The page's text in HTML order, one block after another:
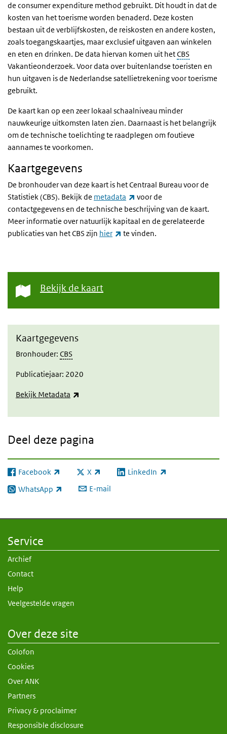
de consumer expenditure method gebruikt. Dit houdt in dat de
kosten van het toerisme worden benaderd. Deze kosten
bestaan uit de verblijfskosten, de reiskosten en andere kosten,
zoals toegangskaartjes, maar exclusief uitgaven aan winkelen
en eten en drinken. De data hiervan komen uit hetCBS
Vakantieonderzoek. Voor data over buitenlandse toeristen en
hun uitgaven is de Nederlandse satellietrekening voor toerisme
gebruikt.
De kaart kan op een zeer lokaal schaalniveau minder
nauwkeurige uitkomsten laten zien. Daarnaast is het belangrijk
om de technische toelichting te raadplegen om foutieve
aannames te voorkomen.
Kaartgegevens
De bronhouder van deze kaart is het Centraal Bureau voor de
Statistiek (CBS). Bekijk de metadata (externe link)
voor de
contactgegevens en de technische beschrijving van de kaart.
Meer informatie over natuurlijk kapitaal en de gerelateerde
publicaties van het CBS zijn hier (externe link)
te vinden.
Bekijk de kaart
Kaartgegevens
Bronhouder: CBS
Publicatiejaar: 2020
Bekijk Metadata
Deel deze pagina
Facebook
(externe link) X
(externe link) LinkedIn
(externe link)
WhatsApp
(externe link) E-mail
Service
Archief
Contact
Help
Veelgestelde vragen
Over deze site
Colofon
Cookies
Over ANK
Partners
Privacy & proclaimer
Responsible disclosure